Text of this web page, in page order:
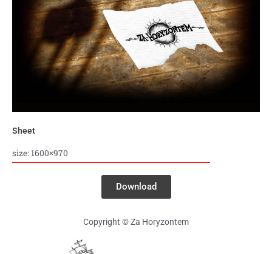
Sheet
size: 1600×970
Download
Copyright © Za Horyzontem